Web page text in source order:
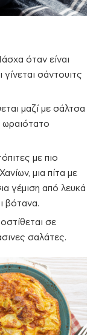
όταν είναι
σάντουιτς
μαζί με σάλτσα
ωραιότατο
με πιο
μια πίτα με
γέμιση από λευκά
βότανα.
σε
σαλάτες.